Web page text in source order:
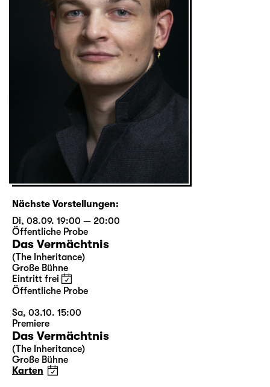
Nächste Vorstellungen:
Di, 08.09. 19:00 — 20:00
Öffentliche Probe
Das Vermächtnis
(The Inheritance)
Große Bühne
Eintritt frei
Öffentliche Probe
Sa, 03.10. 15:00
Premiere
Das Vermächtnis
(The Inheritance)
Große Bühne
Karten